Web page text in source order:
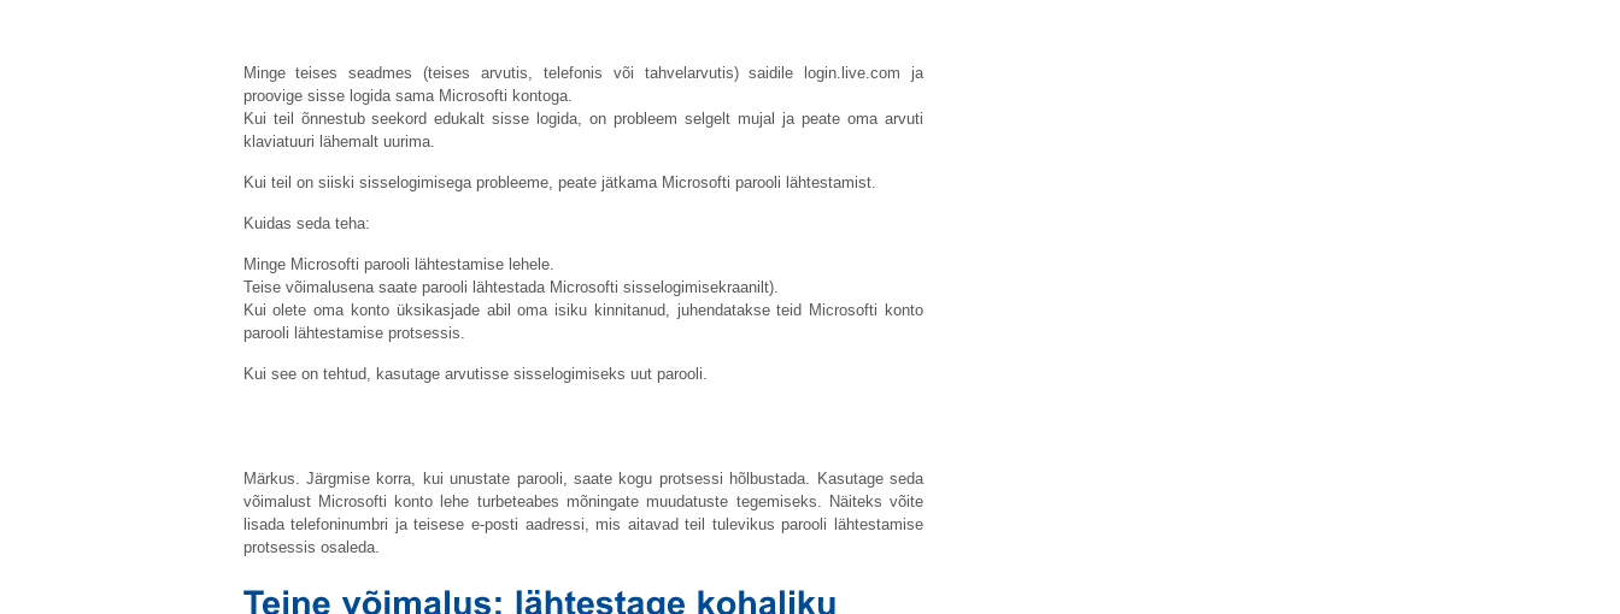
Minge teises seadmes (teises arvutis, telefonis või tahvelarvutis) saidile login.live.com ja
proovige sisse logida sama Microsofti kontoga.
Kui teil õnnestub seekord edukalt sisse logida, on probleem selgelt mujal ja peate oma arvuti
klaviatuuri lähemalt uurima.
Kui teil on siiski sisselogimisega probleeme, peate jätkama Microsofti parooli lähtestamist.
Kuidas seda teha:
Minge Microsofti parooli lähtestamise lehele.
Teise võimalusena saate parooli lähtestada Microsofti sisselogimisekraanilt).
Kui olete oma konto üksikasjade abil oma isiku kinnitanud, juhendatakse teid Microsofti konto
parooli lähtestamise protsessis.
Kui see on tehtud, kasutage arvutisse sisselogimiseks uut parooli.
Märkus. Järgmise korra, kui unustate parooli, saate kogu protsessi hõlbustada. Kasutage seda
võimalust Microsofti konto lehe turbeteabes mõningate muudatuste tegemiseks. Näiteks võite
lisada telefoninumbri ja teisese e-posti aadressi, mis aitavad teil tulevikus parooli lähtestamise
protsessis osaleda.